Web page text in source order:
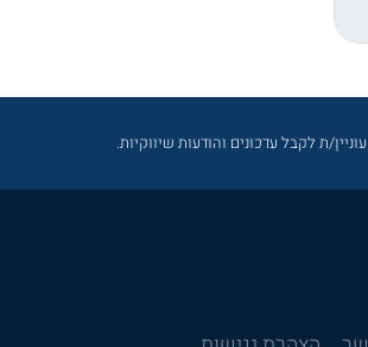
ת לקבל עדכונים והודעות שיווקיות.